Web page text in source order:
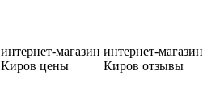
интернет-магазин
Киров цены
интернет-магазин
Киров отзывы